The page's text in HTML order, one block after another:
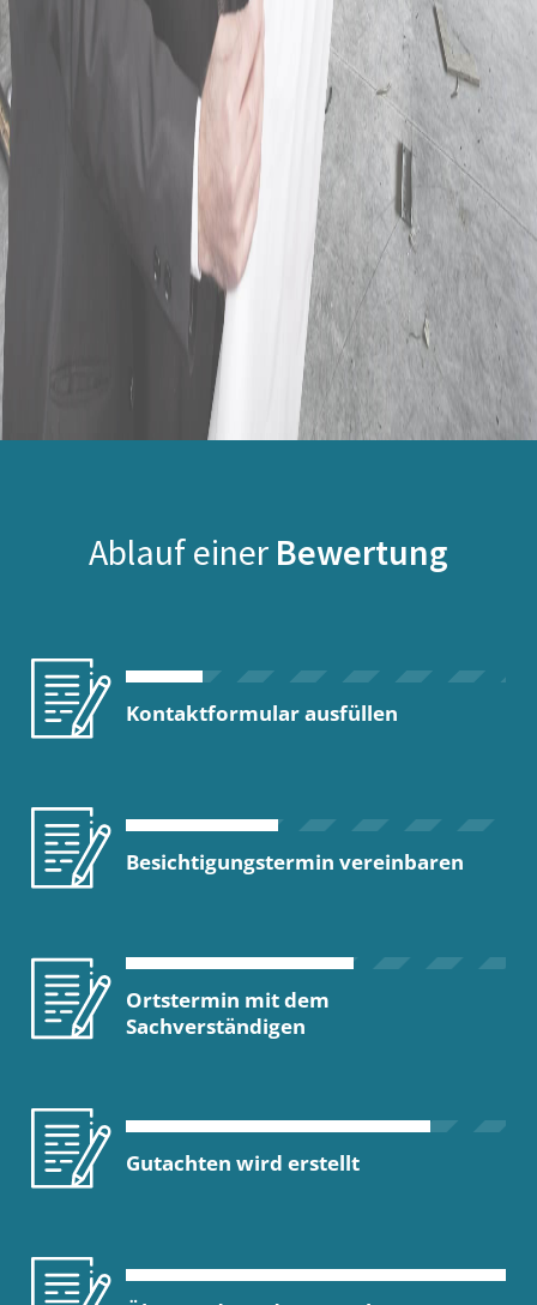
Ablauf einer Bewertung
Kontaktformular ausfüllen
Besichtigungstermin vereinbaren
Ortstermin mit dem
Sachverständigen
Gutachten wird erstellt